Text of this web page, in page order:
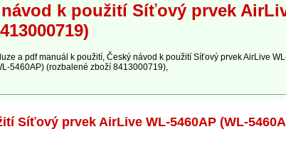
k použití Síťový prvek
a pdf manuál k použití, Český návod k použití Síťový prvek AirLive
5460AP) (rozbalené zboží 8413000719),
Síťový prvek AirLive WL-5460AP (WL-